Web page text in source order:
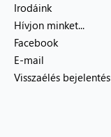
Irodáink
Hívjon minket...
Facebook
E-mail
Visszaélés bejelentés